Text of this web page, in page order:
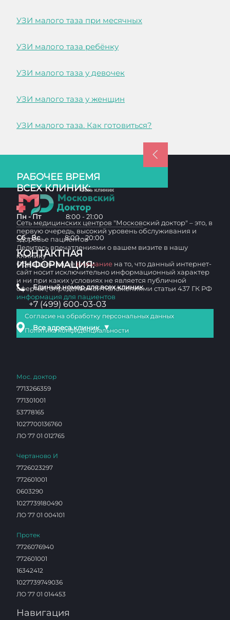
УЗИ малого таза при месячных
УЗИ малого таза ребёнку
УЗИ малого таза у девочек
УЗИ малого таза у женщин
УЗИ малого таза. Как готовиться?
РАБОЧЕЕ ВРЕМЯ
ВСЕХ КЛИНИК:
Пн - Пт 8:00 - 21:00
Сб - Вс 8:00 - 20:00
КОНТАКТНАЯ
ИНФОРМАЦИЯ:
Единый номер для всех клиник
+7 (499) 600-03-03
Все адреса клиник ▼
Сеть медицинских центров "Московский доктор" – это, в
первую очередь, высокий уровень обслуживания и
здоровье пациентов
Делитесь впечатлениями о вашем визите в нашу
клинику
Обращаем вашевнимание на то, что данный интернет-
сайт носит исключительно информационный характер
и ни при каких условиях не является публичной
офертой, определяемой положениями статьи 437 ГК РФ
информация для пациентов
Согласие на обработку персональных данных
Политика конфиденциальности
Мос. доктор
7713266359
771301001
53778165
1027700136760
ЛО 77 01 012765
Чертаново И
7726023297
772601001
0603290
1027739180490
ЛО 77 01 004101
Протек
7726076940
772601001
16342412
1027739749036
ЛО 77 01 014453
Навигация